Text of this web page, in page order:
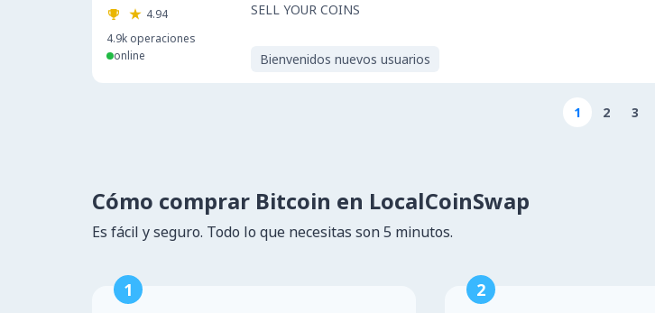
4.94
4.9k operaciones
online
SELL YOUR COINS
Bienvenidos nuevos usuarios
1 2 3
Cómo comprar Bitcoin en LocalCoinSwap
Es fácil y seguro. Todo lo que necesitas son 5 minutos.
1 2